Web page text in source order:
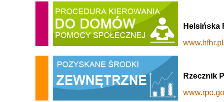
Helsińska
Rzecznik